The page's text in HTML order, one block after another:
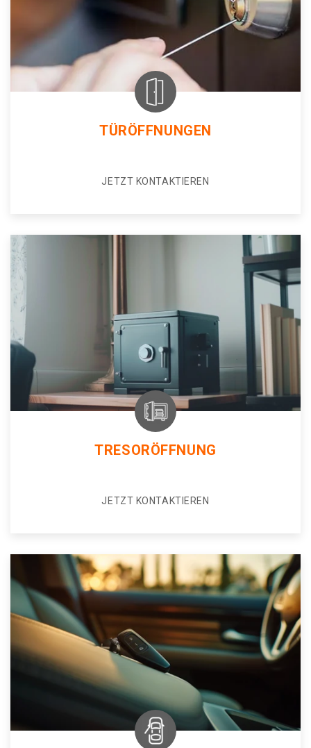
TÜRÖFFNUNGEN
JETZT KONTAKTIEREN
TRESORÖFFNUNG
JETZT KONTAKTIEREN